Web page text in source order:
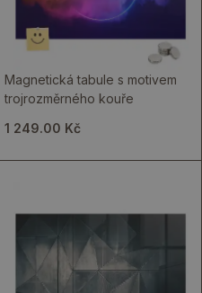
Magnetická tabule s motivem
trojrozměrného kouře
1 249.00 Kč